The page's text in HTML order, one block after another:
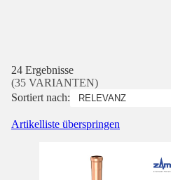
24 Ergebnisse
(35 VARIANTEN)
Sortiert nach:
Artikelliste überspringen